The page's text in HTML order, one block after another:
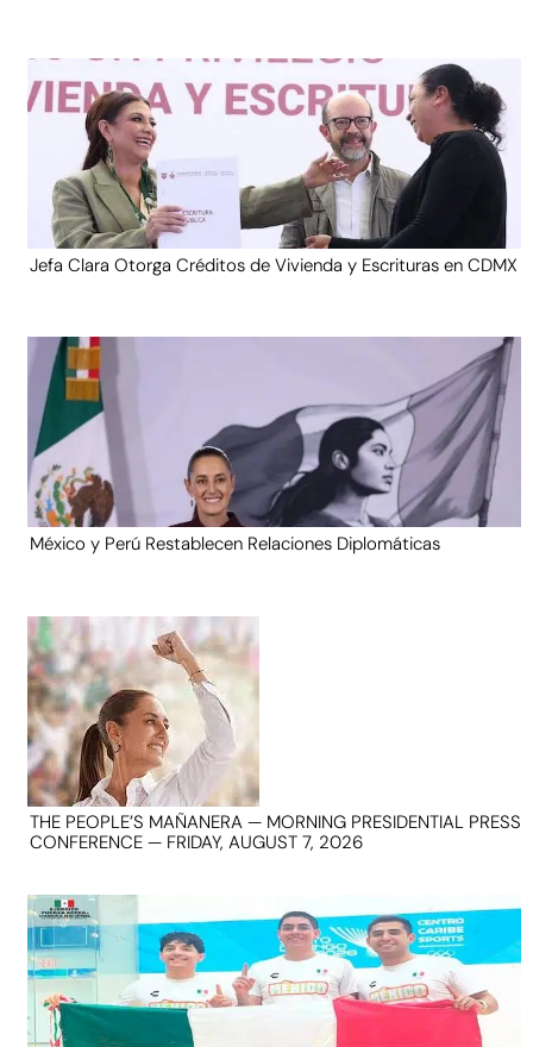
Jefa Clara Otorga Créditos de Vivienda y Escrituras en CDMX
México y Perú Restablecen Relaciones Diplomáticas
THE PEOPLE’S MAÑANERA — MORNING PRESIDENTIAL PRESS
CONFERENCE — FRIDAY, AUGUST 7, 2026